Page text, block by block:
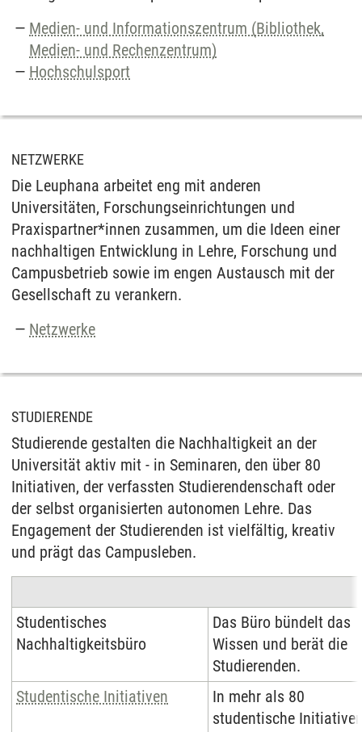
Medien- und Informationszentrum (Bibliothek,
Medien- und Rechenzentrum)
Hochschulsport
NETZWERKE
Die Leuphana arbeitet eng mit anderen
Universitäten, Forschungseinrichtungen und
Praxispartner*innen zusammen, um die Ideen einer
nachhaltigen Entwicklung in Lehre, Forschung und
Campusbetrieb sowie im engen Austausch mit der
Gesellschaft zu verankern.
Netzwerke
STUDIERENDE
Studierende gestalten die Nachhaltigkeit an der
Universität aktiv mit - in Seminaren, den über 80
Initiativen, der verfassten Studierendenschaft oder
der selbst organisierten autonomen Lehre. Das
Engagement der Studierenden ist vielfältig, kreativ
und prägt das Campusleben.
Studentisches
Nachhaltigkeitsbüro
Das Büro bündelt das
Wissen und berät die
Studierenden.
Studentische Initiativen
In mehr als 80
studentische